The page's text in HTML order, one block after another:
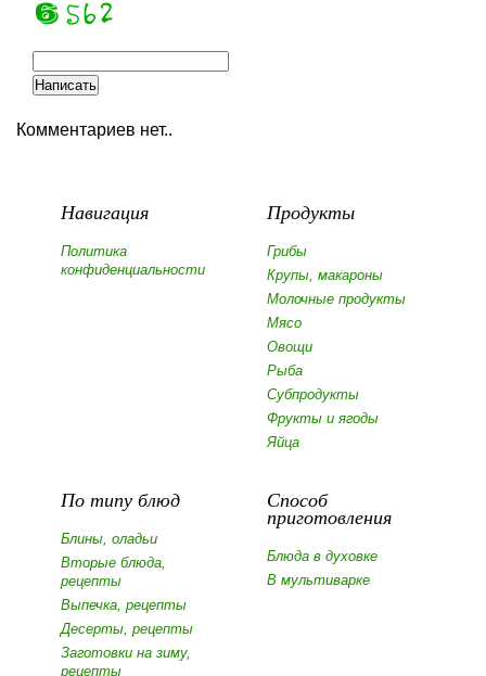
Комментариев нет..
Навигация
Политика
конфиденциальности
Продукты
Грибы
Крупы, макароны
Молочные продукты
Мясо
Овощи
Рыба
Субпродукты
Фрукты и ягоды
Яйца
По типу блюд
Блины, оладьи
Вторые блюда,
рецепты
Выпечка, рецепты
Десерты, рецепты
Заготовки на зиму,
рецепты
Способ
приготовления
Блюда в духовке
В мультиварке